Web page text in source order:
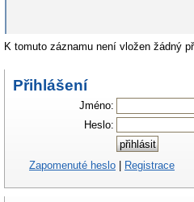
K tomuto záznamu není vložen žádný
Přihlášení
Jméno:
Heslo:
Zapomenuté heslo Registrace